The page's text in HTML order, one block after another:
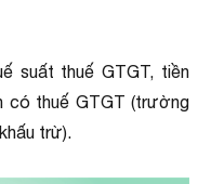
suất thuế GTGT, tiền
có thuế GTGT (trường
trừ).